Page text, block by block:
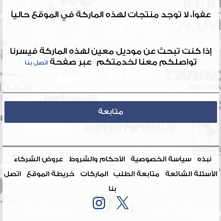
عفواً، لا توجد منتجات لهذه الماركة في الموقع حالياً
إذا كنت تبحث عن موديل معين لهذه الماركة فيسرنا
تواصلكم معنا لخدمتكم عبر صفحةاتصل بنا
متابعة
نبذه سياسة الخصوصية الأحكام والشروط
عروض الشركاء
الأسئلة الشائعة
متابعة الطلب الماركات خريطة الموقع
اتصل
بنا